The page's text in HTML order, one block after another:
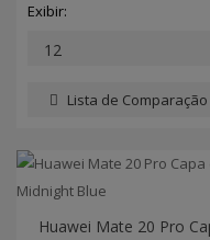
Exibir:
Lista de Comparação